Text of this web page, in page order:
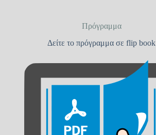
Πρόγραμμα
Δείτε το πρόγραμμα σε flip book